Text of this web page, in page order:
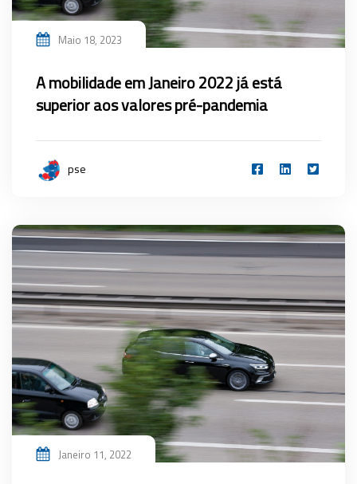
Maio 18, 2023
A mobilidade em Janeiro 2022 já está
superior aos valores pré-pandemia
pse
Janeiro 11, 2022